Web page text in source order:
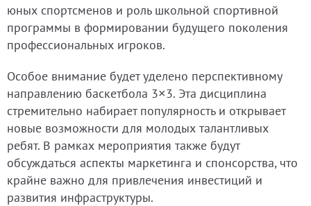
юных спортсменов и роль школьной спортивной
программы в формировании будущего поколения
профессиональных игроков.
Особое внимание будет уделено перспективному
направлению баскетбола 3×3. Эта дисциплина
стремительно набирает популярность и открывает
новые возможности для молодых талантливых
ребят. В рамках мероприятия также будут
обсуждаться аспекты маркетинга и спонсорства, что
крайне важно для привлечения инвестиций и
развития инфраструктуры.